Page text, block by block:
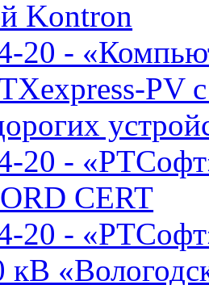
Kontron
20 -
PV
20 -
CERT
20 -